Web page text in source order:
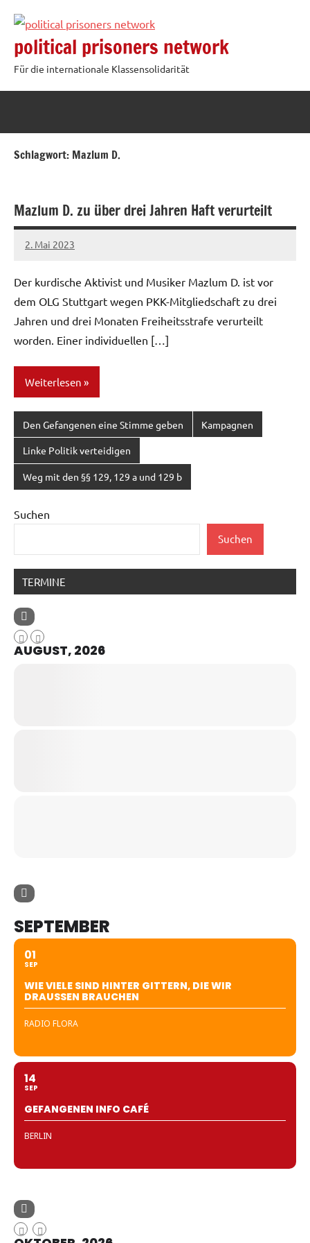
Inhalt
springen
political prisoners network
Für die internationale Klassensolidarität
Schlagwort: Mazlum D.
Mazlum D. zu über drei Jahren Haft verurteilt
2. Mai 2023
network
Der kurdische Aktivist und Musiker Mazlum D. ist vor
dem OLG Stuttgart wegen PKK-Mitgliedschaft zu drei
Jahren und drei Monaten Freiheitsstrafe verurteilt
worden. Einer individuellen […]
Weiterlesen
Den Gefangenen eine Stimme geben Kampagnen
Linke Politik verteidigen
Weg mit den §§ 129, 129 a und 129 b
Suchen
Suchen
TERMINE
AUGUST, 2026
SEPTEMBER
01
SEP
WIE VIELE SIND HINTER GITTERN, DIE WIR
DRAUSSEN BRAUCHEN
RADIO FLORA
14
SEP
GEFANGENEN INFO CAFÉ
BERLIN